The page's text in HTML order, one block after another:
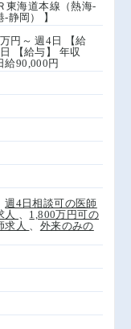
東海道本線（熱海-
静岡） 】
円～ 週4日 【給
【給与】 年収
90,000円
、週4日相談可の医師
人
1,800万円可の
求人
外来のみの